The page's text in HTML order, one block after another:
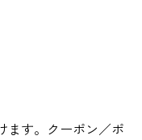
ます。クーポン／ポ